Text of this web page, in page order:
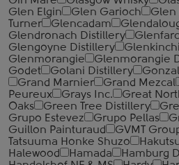
Glen Elgin
Glen Garioch Glen
Turner
Glencadam
Glendronach Distillery
Glengoyne Distillery
Glenmorangie
Glenmorangie
Godet
Golani Distillery
Grand Marnier
Grand Mezcal
Peureux
Grays Inc. Great
Oaks
Green Tree Distillery
Grupo Estevez
Grupo Pellas
Guillon Painturaud
GVMT
Tatsuuma Honke Shuzo
Halewood
Hamada
Hamburg